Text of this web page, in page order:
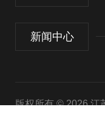
新闻中心
版权所有 © 2026 江